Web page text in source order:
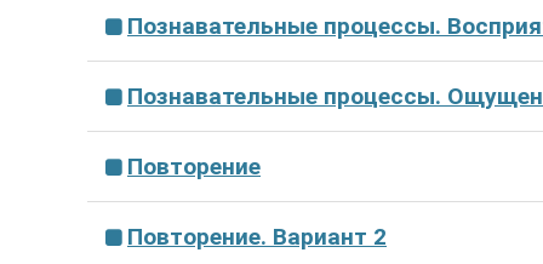
Познавательные процессы.
Познавательные процессы.
Повторение
Повторение. Вариант 2